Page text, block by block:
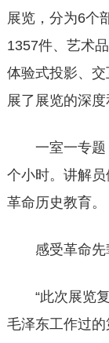
展览，分为6个
1357件、艺术
体验式投影、
展了展览的深度
一室一专题
个小时。讲解
革命历史教育。
感受革命先
“此次展览复
毛泽东工作过